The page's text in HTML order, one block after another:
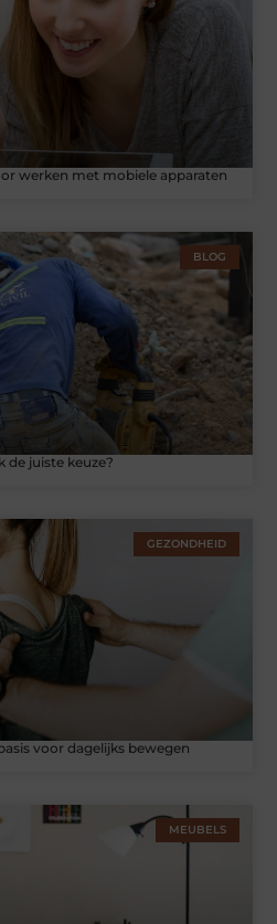
werken met mobiele apparaten
BLOG
de juiste keuze?
GEZONDHEID
voor dagelijks bewegen
MEUBELS